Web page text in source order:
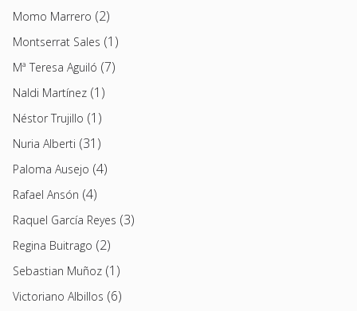
Momo Marrero (2)
Montserrat Sales (1)
Mª Teresa Aguiló (7)
Naldi Martínez (1)
Néstor Trujillo (1)
Nuria Alberti (31)
Paloma Ausejo (4)
Rafael Ansón (4)
Raquel García Reyes (3)
Regina Buitrago (2)
Sebastian Muñoz (1)
Victoriano Albillos (6)